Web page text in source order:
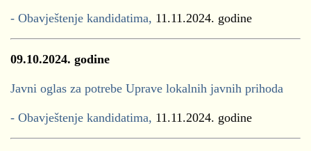
- Obavještenje kandidatima, 11.11.2024. godine
09.10.2024. godine
Javni oglas za potrebe Uprave lokalnih javnih prihoda
- Obavještenje kandidatima, 11.11.2024. godine